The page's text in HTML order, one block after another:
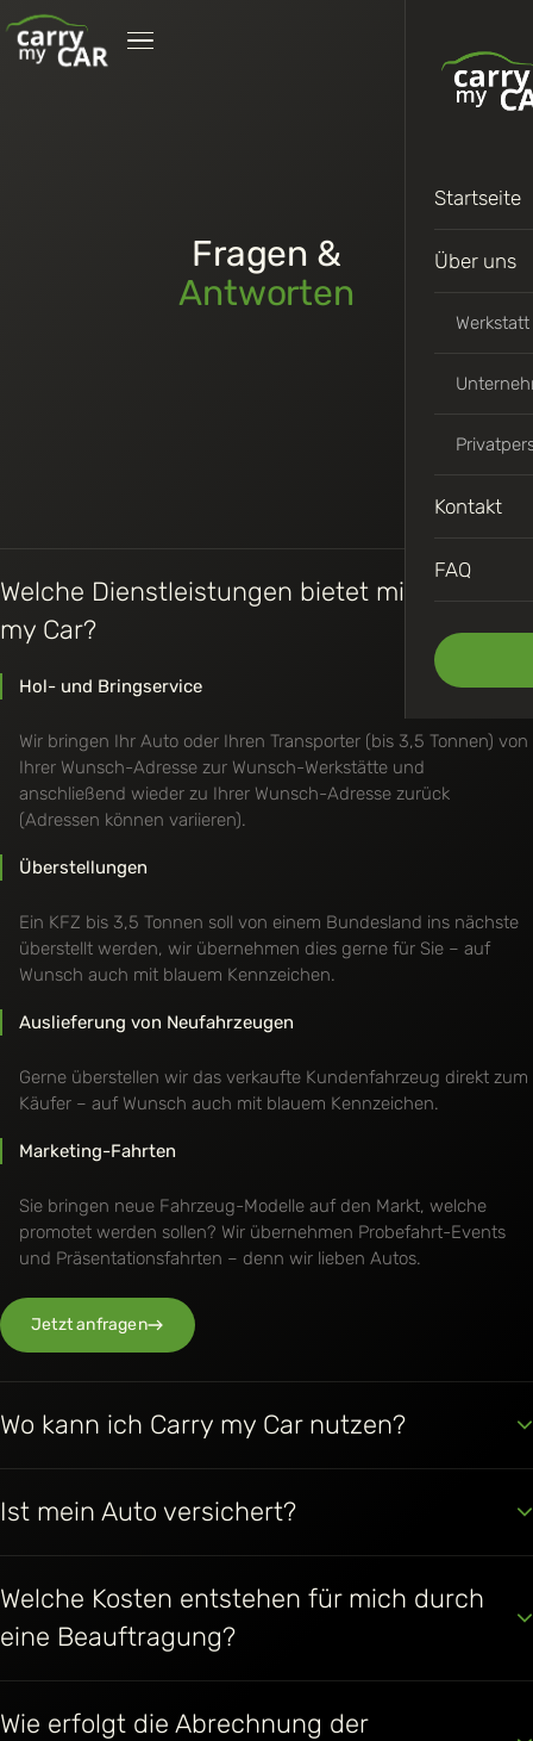
Startseite
Über uns
Werkstatt
Kontakt
FAQ
Fragen &
Antworten
Welche Dienstleistungen bietet mir Carry
my Car?
Hol- und Bringservice
Wir bringen Ihr Auto oder Ihren Transporter (bis 3,5 Tonnen) von
Ihrer Wunsch-Adresse zur Wunsch-Werkstätte und
anschließend wieder zu Ihrer Wunsch-Adresse zurück
(Adressen können variieren).
Überstellungen
Ein KFZ bis 3,5 Tonnen soll von einem Bundesland ins nächste
überstellt werden, wir übernehmen dies gerne für Sie – auf
Wunsch auch mit blauem Kennzeichen.
Auslieferung von Neufahrzeugen
Gerne überstellen wir das verkaufte Kundenfahrzeug direkt zum
Käufer – auf Wunsch auch mit blauem Kennzeichen.
Marketing-Fahrten
Sie bringen neue Fahrzeug-Modelle auf den Markt, welche
promotet werden sollen? Wir übernehmen Probefahrt-Events
und Präsentationsfahrten – denn wir lieben Autos.
Jetzt anfragen
Wo kann ich Carry my Car nutzen?
Ist mein Auto versichert?
Welche Kosten entstehen für mich durch
eine Beauftragung?
Wie erfolgt die Abrechnung der